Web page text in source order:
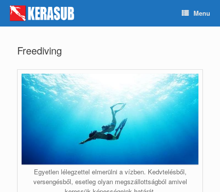
Skip
content
Menu
Freediving
Egyetlen lélegzettel elmerülni a vízben. Kedvtelésből,
versengésből, esetleg olyan megszállottságból amivel